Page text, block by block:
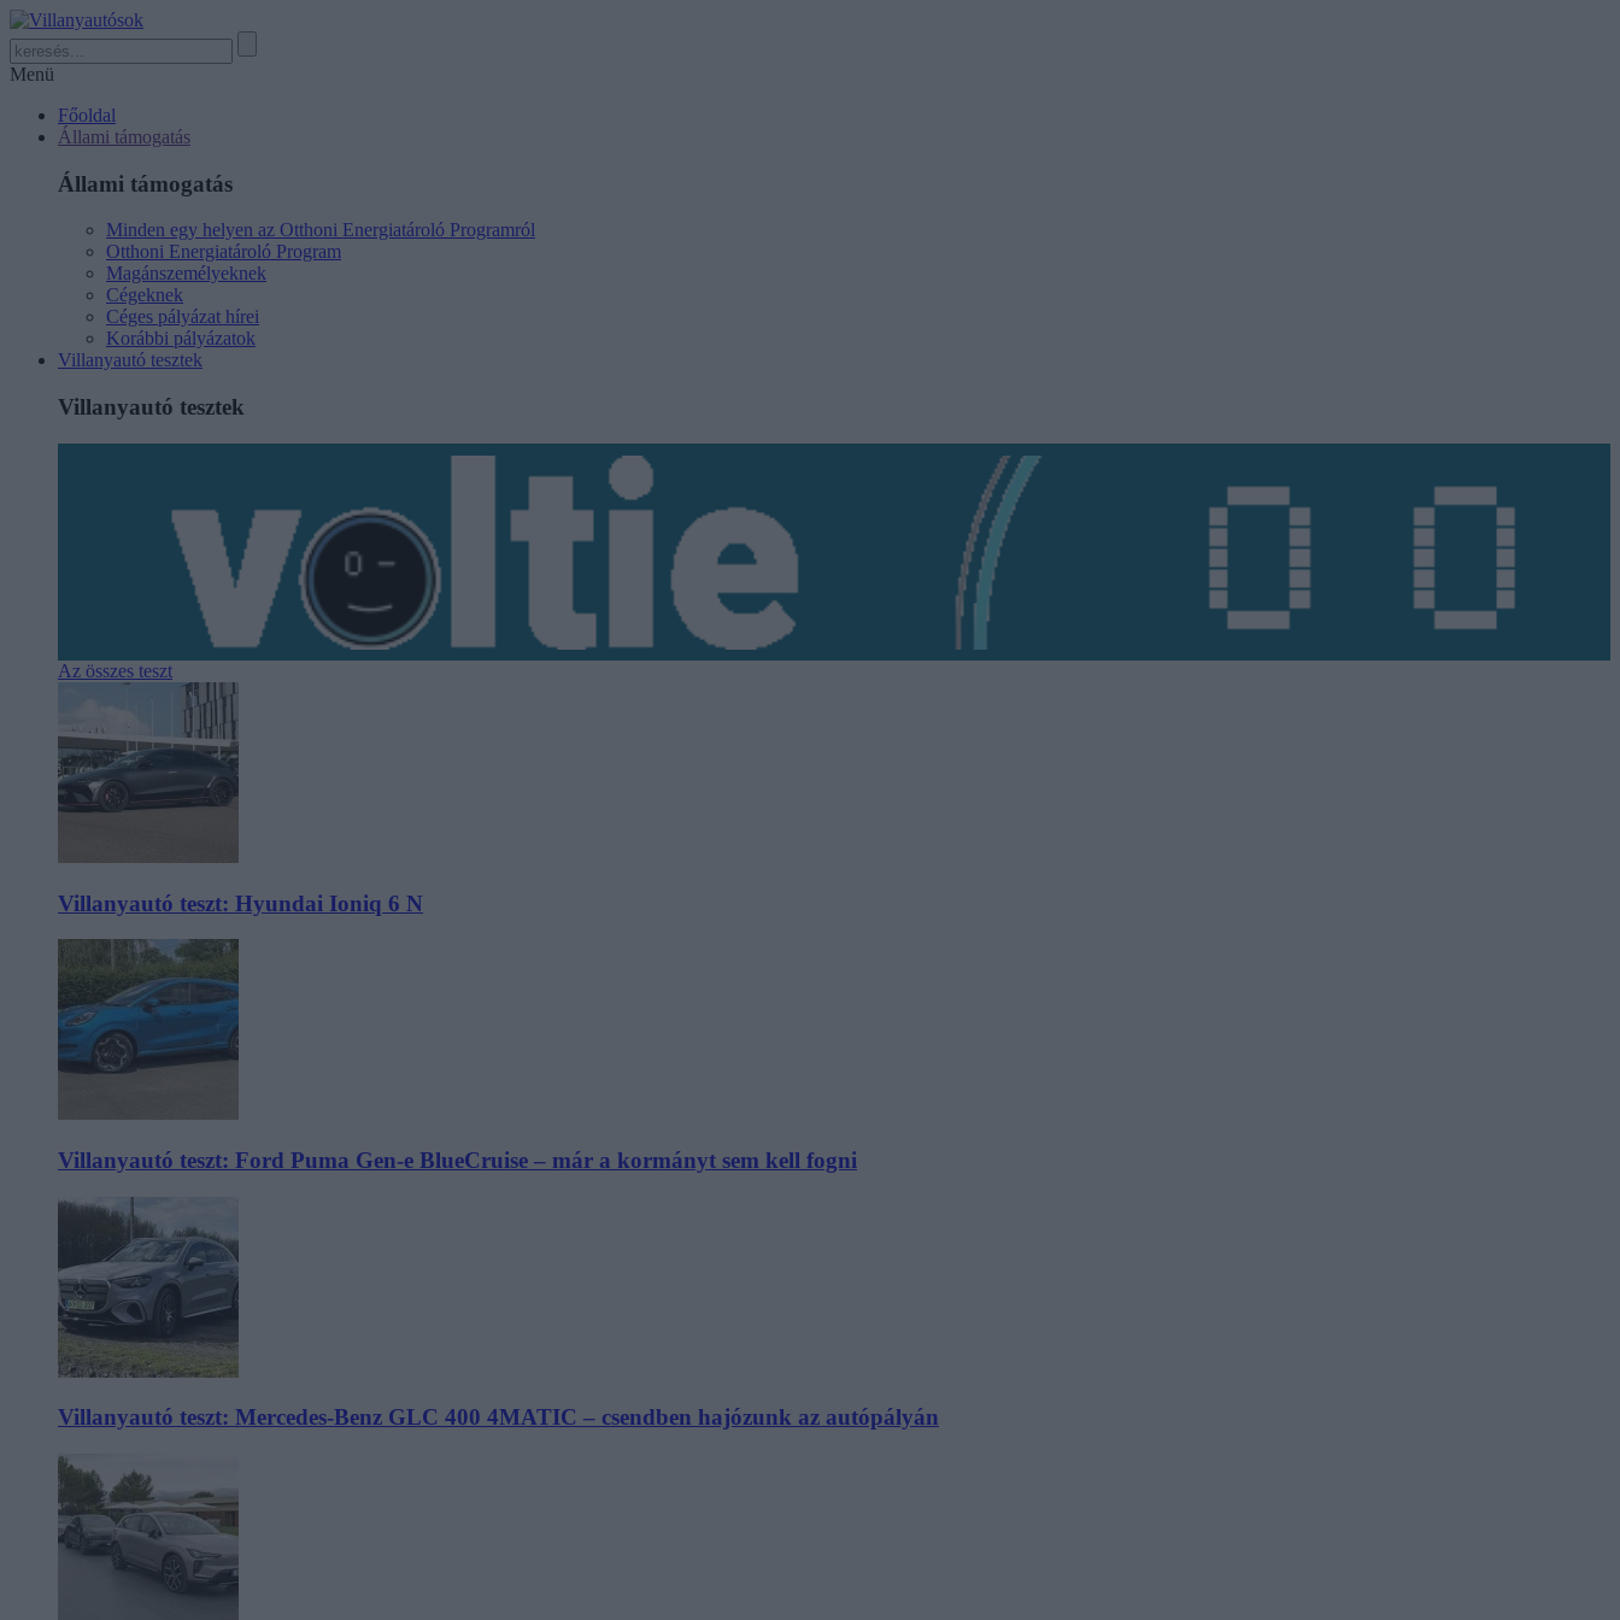
Menü
Főoldal
Állami támogatás
Állami támogatás
Minden egy helyen az Otthoni Energiatároló Programról
Otthoni Energiatároló Program
Magánszemélyeknek
Cégeknek
Céges pályázat hírei
Korábbi pályázatok
Villanyautó tesztek
Villanyautó tesztek
Az összes teszt
Villanyautó teszt: Hyundai Ioniq 6 N
Villanyautó teszt: Ford Puma Gen-e BlueCruise – már a kormányt sem kell fogni
Villanyautó teszt: Mercedes-Benz GLC 400 4MATIC – csendben hajózunk az autópályán